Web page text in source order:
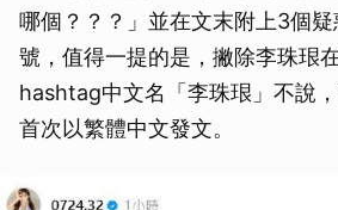
哪個？？？」並在文末附上3個
號，值得一提的是，撇除李珠珢
hashtag中文名「李珠珢」不說
首次以繁體中文發文。